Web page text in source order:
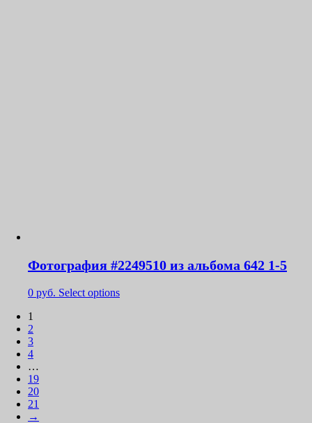
Фотография #2249510 из альбома 642 1-5
0 руб. Select options
1
2
3
4
…
19
20
21
→